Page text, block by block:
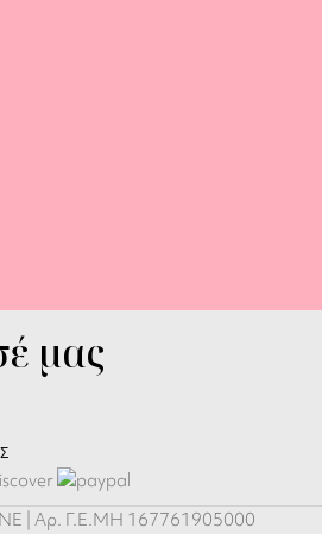
μας
| Αρ. Γ.Ε.ΜΗ 167761905000